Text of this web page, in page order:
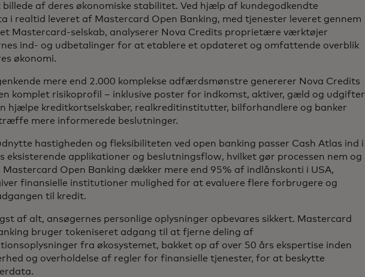
billede af deres økonomiske stabilitet. Ved hjælp af kundegodkendte
i realtid leveret af Mastercard Open Banking, med tjenester leveret gennem
et Mastercard-selskab, analyserer Nova Credits proprietære værktøjer
ind- og udbetalinger for at etablere et opdateret og omfattende overblik
økonomi.
mere end 2.000 komplekse adfærdsmønstre genererer Nova Credits
komplet risikoprofil – inklusive poster for indkomst, aktiver, gæld og udgifter
hjælpe kreditkortselskaber, realkreditinstitutter, bilforhandlere og banker
mere informerede beslutninger.
hastigheden og fleksibiliteten ved open banking passer Cash Atlas ind i
eksisterende applikationer og beslutningsflow, hvilket gør processen nem og
Mastercard Open Banking dækker mere end 95% af indlånskonti i USA,
finansielle institutioner mulighed for at evaluere flere forbrugere og
til kredit.
af alt, ansøgernes personlige oplysninger opbevares sikkert. Mastercard
bruger tokeniseret adgang til at fjerne deling af
fra økosystemet, bakket op af over 50 års ekspertise inden
og overholdelse af regler for finansielle tjenester, for at beskytte